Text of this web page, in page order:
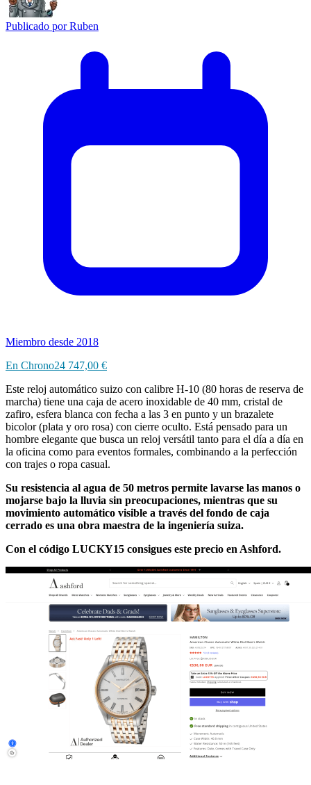
Publicado porRuben
Miembro desde 2018
En Chrono24 747,00 €
Este reloj automático suizo con calibre H-10 (80 horas de reserva de
marcha) tiene una caja de acero inoxidable de 40 mm, cristal de
zafiro, esfera blanca con fecha a las 3 en punto y un brazalete
bicolor (plata y oro rosa) con cierre oculto. Está pensado para un
hombre elegante que busca un reloj versátil tanto para el día a día en
la oficina como para eventos formales, combinando a la perfección
con trajes o ropa casual.
Su resistencia al agua de 50 metros permite lavarse las manos o
mojarse bajo la lluvia sin preocupaciones, mientras que su
movimiento automático visible a través del fondo de caja
cerrado es una obra maestra de la ingeniería suiza.
Con el código LUCKY15 consigues este precio en Ashford.